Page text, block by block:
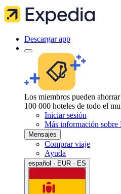
Descargar app
Los miembros pueden
100 000 hoteles de todo el
Iniciar sesión
Más información sobre
Mensajes
Comprar viaje
Ayuda
español · EUR · ES